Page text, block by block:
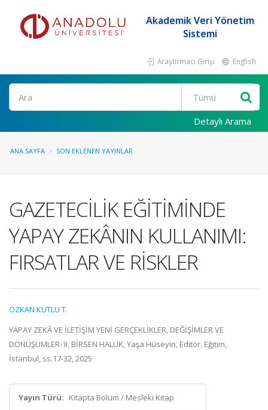
Akademik Veri Yönetim
Sistemi
Araştırmacı Girişi English
Ara
Detaylı Arama
ANA SAYFA SON EKLENEN YAYINLAR
GAZETECİLİK EĞİTİMİNDE
YAPAY ZEKÂNIN KULLANIMI:
FIRSATLAR VE RİSKLER
ÖZKAN KUTLU T.
YAPAY ZEKÂ VE İLETİŞİM YENİ GERÇEKLİKLER, DEĞİŞİMLER VE
DÖNÜŞÜMLER- II, BİRSEN HALUK, Yaşa Hüseyin, Editör, Eğitim,
İstanbul, ss.17-32, 2025
Yayın Türü: Kitapta Bölüm / Mesleki Kitap